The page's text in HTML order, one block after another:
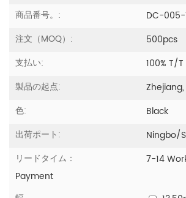
商品番号。:
DC-005-
注文（MOQ）:
500pcs
支払い:
100% T/
製品の起点:
色:
Black
出荷ポート:
Ningbo/
リードタイム：
7-14
Payment